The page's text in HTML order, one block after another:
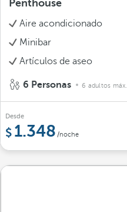
Penthouse
Aire acondicionado
Minibar
Artículos de aseo
6 Personas 6 adultos máx.
Desde
1.348 /noche